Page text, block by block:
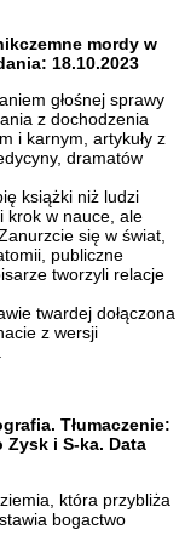
mordy w
18.10.2023
głośnej sprawy
z dochodzenia
i karnym, artykuły z
dramatów
książki niż ludzi
krok w nauce, ale
się w świat,
publiczne
tworzyli relacje
twardej dołączona
z wersji
Tłumaczenie:
i S-ka. Data
która przybliża
bogactwo